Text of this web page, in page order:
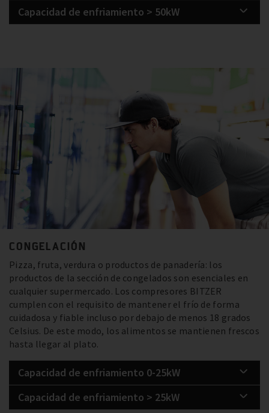
Capacidad de enfriamiento > 50kW
CONGELACIÓN
Pizza, fruta, verdura o productos de panadería: los
productos de la sección de congelados son esenciales en
cualquier supermercado. Los compresores BITZER
cumplen con el requisito de mantener el frío de forma
cuidadosa y fiable incluso por debajo de menos 18 grados
Celsius. De este modo, los alimentos se mantienen frescos
hasta llegar al plato.
Capacidad de enfriamiento 0-25kW
Capacidad de enfriamiento > 25kW